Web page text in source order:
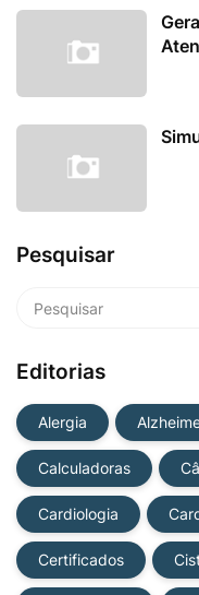
Pesquisar
Editorias
Alergia
Calculadoras
Cardiologia
Certificados